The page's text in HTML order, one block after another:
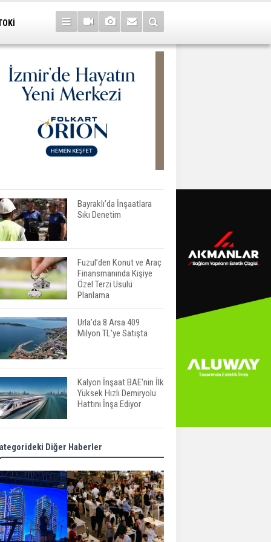
Bayraklı’da İnşaatlara
Sıkı Denetim
Fuzul’den Konut ve Araç
Finansmanında Kişiye
Özel Terzi Usulü
Planlama
Urla’da 8 Arsa 409
Milyon TL’ye Satışta
Kalyon İnşaat BAE'nin İlk
Yüksek Hızlı Demiryolu
Hattını İnşa Ediyor
ABD'de Konut Kredisi
Faizi Son Bir Yılın En
TOKİ 51 İlde 540 Konut
ve İş Yerini Satışa
Sunuyor
Diğer Haberler